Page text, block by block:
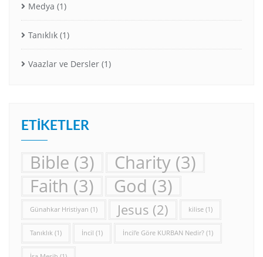
Medya (1)
Tanıklık (1)
Vaazlar ve Dersler (1)
ETIKETLER
Bible (3) Charity (3)
Faith (3) God (3)
Günahkar Hristiyan (1) Jesus (2) kilise (1)
Tanıklık (1) İncil (1) İncil’e Göre KURBAN Nedir? (1)